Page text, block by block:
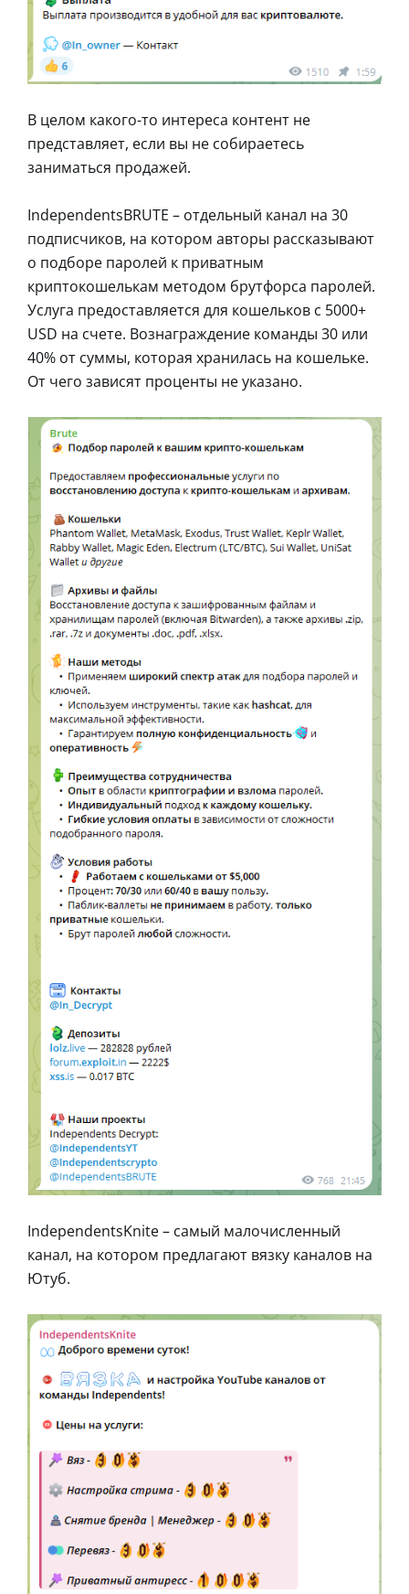
В целом какого-то интереса контент не
представляет, если вы не собираетесь
заниматься продажей.
IndependentsBRUTE – отдельный канал на 30
подписчиков, на котором авторы рассказывают
о подборе паролей к приватным
криптокошелькам методом брутфорса паролей.
Услуга предоставляется для кошельков с 5000+
USD на счете. Вознаграждение команды 30 или
40% от суммы, которая хранилась на кошельке.
От чего зависят проценты не указано.
IndependentsKnite – самый малочисленный
канал, на котором предлагают вязку каналов на
Ютуб.